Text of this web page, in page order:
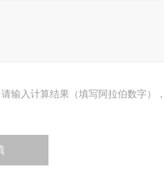
请输入计算结果（填写阿拉伯数字）